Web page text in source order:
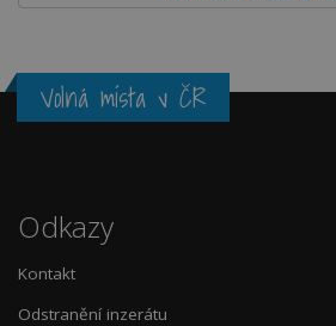
Volná místa v ČR
Odkazy
Kontakt
Odstranění inzerátu